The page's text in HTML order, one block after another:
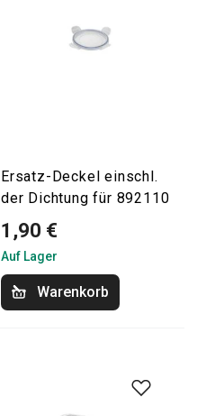
Ersatz-Deckel einschl.
der Dichtung für 892110
1,90 €
Auf Lager
Warenkorb